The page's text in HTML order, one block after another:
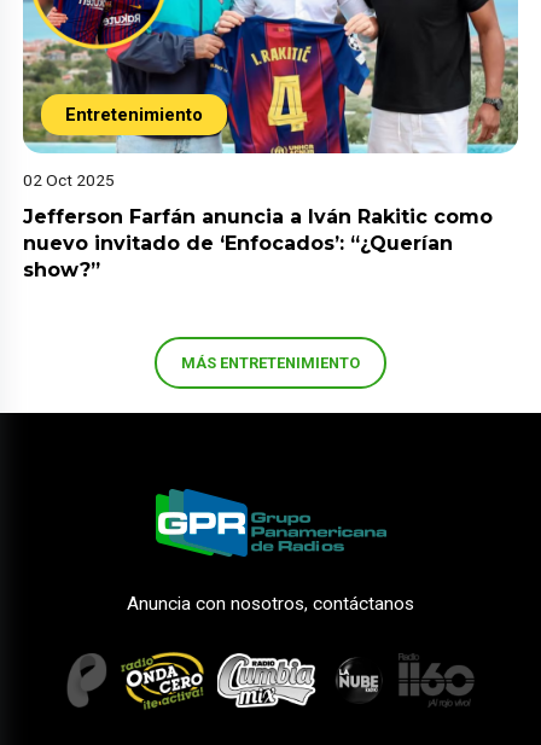
Entretenimiento
02 Oct 2025
Jefferson Farfán anuncia a Iván Rakitic como
nuevo invitado de ‘Enfocados’: “¿Querían
show?”
MÁS ENTRETENIMIENTO
Anuncia con nosotros, contáctanos